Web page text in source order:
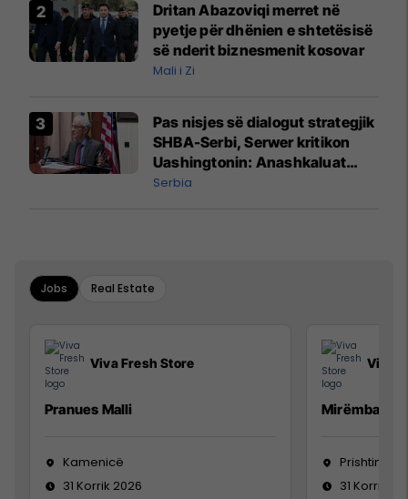
Dritan Abazoviqi merret në
pyetje për dhënien e shtetësisë
së nderit biznesmenit kosovar
Mali i Zi
Pas nisjes së dialogut strategjik
SHBA-Serbi, Serwer kritikon
Uashingtonin: Anashkaluat
Banjskën, sulmin ndaj KFOR-it
Serbia
Jobs Real Estate
Viva Fresh Store
Pranues Malli
Kamenicë
31 Korrik 2026
Viva
Prishtinë
31 Korrik